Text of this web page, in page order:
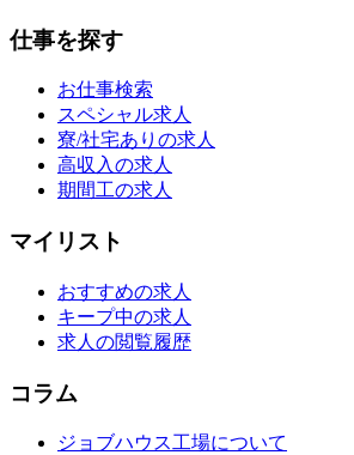
仕事を探す
お仕事検索
スペシャル求人
寮/社宅ありの求人
高収入の求人
期間工の求人
マイリスト
おすすめの求人
キープ中の求人
求人の閲覧履歴
コラム
ジョブハウス工場について